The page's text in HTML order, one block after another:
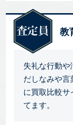
教
失礼な行動や
だしなみや言
に買取比較サ
てます。